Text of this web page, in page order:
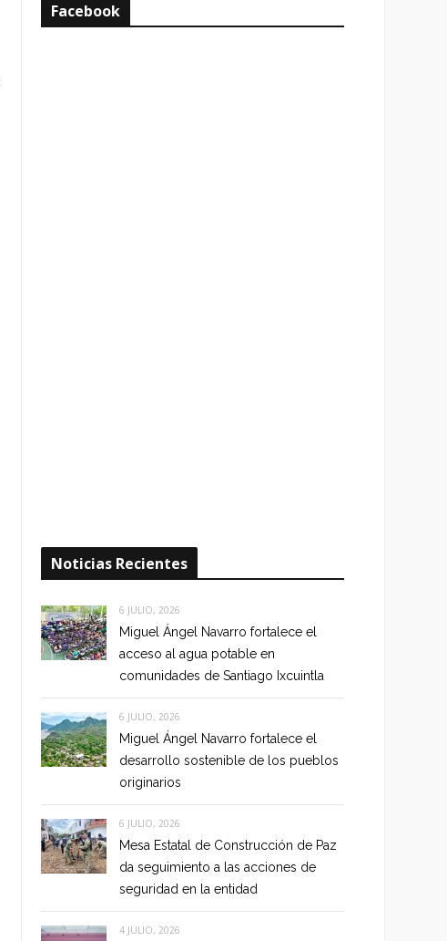
Facebook
Noticias Recientes
6 JULIO, 2026
Miguel Ángel Navarro fortalece el
acceso al agua potable en
comunidades de Santiago Ixcuintla
6 JULIO, 2026
Miguel Ángel Navarro fortalece el
desarrollo sostenible de los pueblos
originarios
6 JULIO, 2026
Mesa Estatal de Construcción de Paz
da seguimiento a las acciones de
seguridad en la entidad
4 JULIO, 2026